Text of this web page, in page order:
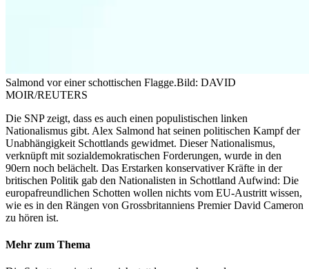
Salmond vor einer schottischen Flagge.Bild: DAVID
MOIR/REUTERS
Die SNP zeigt, dass es auch einen populistischen linken
Nationalismus gibt. Alex Salmond hat seinen politischen Kampf der
Unabhängigkeit Schottlands gewidmet. Dieser Nationalismus,
verknüpft mit sozialdemokratischen Forderungen, wurde in den
90ern noch belächelt. Das Erstarken konservativer Kräfte in der
britischen Politik gab den Nationalisten in Schottland Aufwind: Die
europafreundlichen Schotten wollen nichts vom EU-Austritt wissen,
wie es in den Rängen von Grossbritanniens Premier David Cameron
zu hören ist.
Mehr zum Thema